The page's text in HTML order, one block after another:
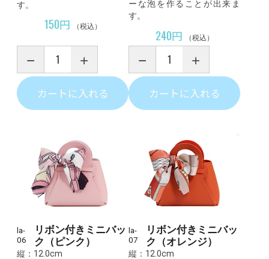
す。
150円 （税込）
カートに入れる
ーな泡を作ることが出来ま
す。
240円 （税込）
カートに入れる
la-
06
リボン付きミニバッ
ク（ピンク）
縦：12.0cm
la-
07
リボン付きミニバッ
ク（オレンジ）
縦：12.0cm